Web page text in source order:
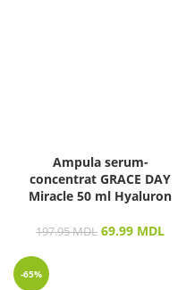
Ampula serum-
concentrat GRACE DAY
Miracle 50 ml Hyaluron
197.95MDL 69.99 MDL
-65%